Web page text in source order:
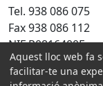
Tel. 938 086 075
Fax 938 086 112
NIF P0816400F
Amb la
Aquest lloc web fa
facilitar-te una